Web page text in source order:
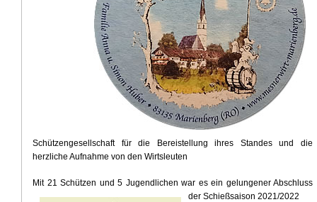
Schützengesellschaft für die Bereistellung ihres Standes und die
herzliche Aufnahme von den Wirtsleuten
Mit 21 Schützen und 5 Jugendlichen war es ein gelungener Abschluss
der Schießsaison 2021/2022